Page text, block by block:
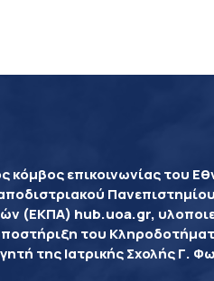
κόμβος επικοινωνίας του
Πανεπιστημίου
(ΕΚΠΑ) hub.uoa.gr,
του
της Ιατρικής Σχολής Γ.